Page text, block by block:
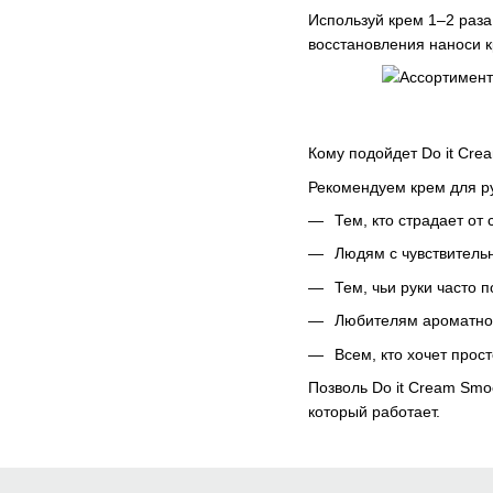
Используй крем 1–2
восстановления наноси
Кому подойдет Do it
Рекомендуем крем для
Тем, кто страдает
Людям с
Тем, чьи руки часто
Любителям
Всем, кто хочет
Позволь Do it Cream
который работает.